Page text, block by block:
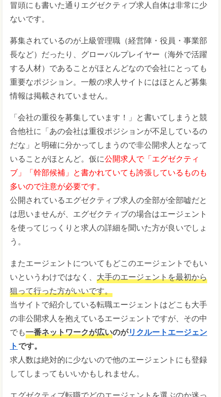
冒頭にも書いた通りエグゼクティブ求人自体は非常に少
ないです。
募集されているのが上級管理職（経営陣・役員・事業部
長など）だったり、グローバルプレイヤー（海外で活躍
する人材）であることがほとんどなので会社にとっても
重要なポジション。一般の求人サイトにはほとんど募集
情報は掲載されていません。
「会社の重役を募集しています！」と書いてしまうと競
合他社に「あの会社は重役ポジションが不足しているの
だな」と明確に分かってしまうので非公開求人となって
いることがほとんど。仮に公開求人で「エグゼクティ
ブ」「幹部候補」と書かれていても誇張しているものも
多いので注意が必要です。
公開されているエグゼクティブ求人の全部が全部嘘だと
は思いませんが、エグゼクティブの場合はエージェント
を使ってじっくりと求人の詳細を聞いた方が良いでしょ
う。
またエージェントについてもどこのエージェントでもい
いというわけではなく、 大手のエージェントを最初から
狙って行った方がいいです。
当サイトで紹介している転職エージェントはどこも大手
の非公開求人を抱えているエージェントですが、その中
でも一番ネットワークが広いのがリクルートエージェン
ト です。
求人数は絶対的に少ないので他のエージェントにも登録
してしまってもいいかもしれません。
エグゼクティブ転職でどのエージェントを選ぶのか迷っ